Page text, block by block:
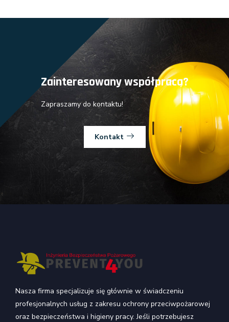
Zainteresowany współpracą?
Zapraszamy do kontaktu!
Kontakt
Nasza firma specjalizuje się głównie w świadczeniu
profesjonalnych usług z zakresu ochrony przeciwpożarowej
oraz bezpieczeństwa i higieny pracy. Jeśli potrzebujesz